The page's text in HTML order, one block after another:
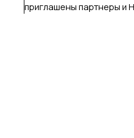
приглашены партнеры и